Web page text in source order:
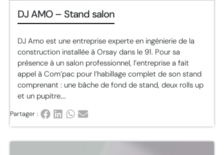
DJ AMO – Stand salon
DJ Amo est une entreprise experte en ingénierie de la
construction installée à Orsay dans le 91. Pour sa
présence à un salon professionnel, l’entreprise a fait
appel à Com’pac pour l’habillage complet de son stand
comprenant : une bâche de fond de stand, deux rolls up
et un pupitre….
Partager :